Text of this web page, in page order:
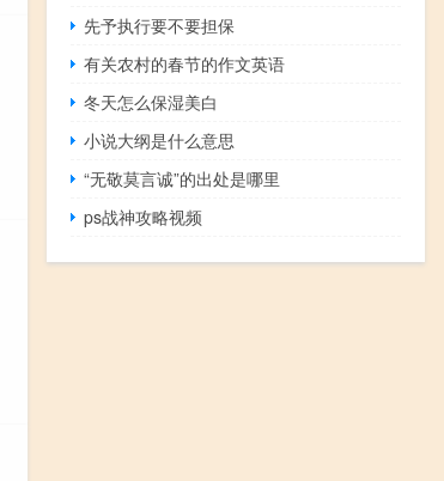
先予执行要不要担保
有关农村的春节的作文英语
冬天怎么保湿美白
小说大纲是什么意思
“无敬莫言诚”的出处是哪里
ps战神攻略视频